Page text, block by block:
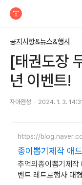
공지사항&뉴스&행사
[태권도장
년 이벤트!
자아완성 2024. 1. 3.
https://
종이뽑기제작 애
추억의종이뽑기제작
벤트 레트로행사 대